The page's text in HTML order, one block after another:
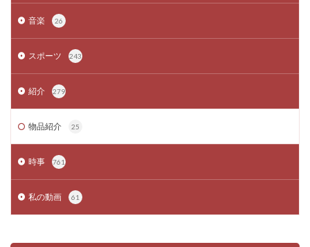
音楽 26
スポーツ 243
紹介 279
物品紹介 25
時事 761
私の動画 61